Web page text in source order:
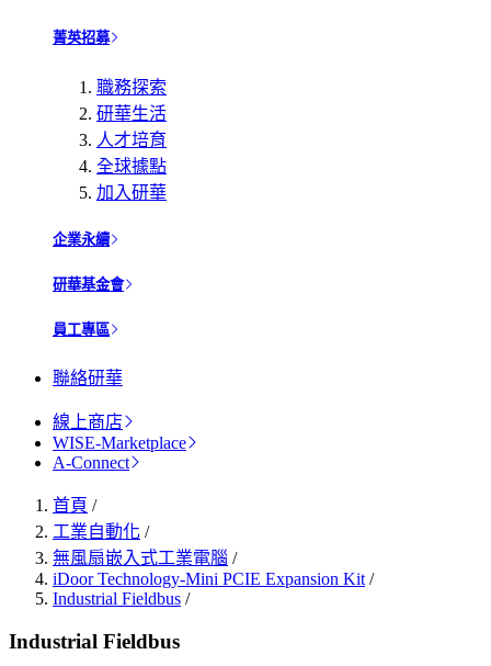
菁英招募
職務探索
研華生活
人才培育
全球據點
加入研華
企業永續
研華基金會
員工專區
聯絡研華
線上商店
WISE-Marketplace
A-Connect
首頁 /
工業自動化 /
無風扇嵌入式工業電腦 /
iDoor Technology-Mini PCIE Expansion Kit /
Industrial Fieldbus /
Industrial Fieldbus